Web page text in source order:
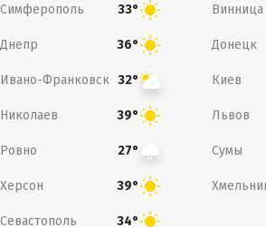
Симферополь 33° Винница
Днепр 36° Донецк
Ивано-Франковск 32° Киев
Николаев 39° Львов
Ровно 27° Сумы
Херсон 39°
Севастополь 34°